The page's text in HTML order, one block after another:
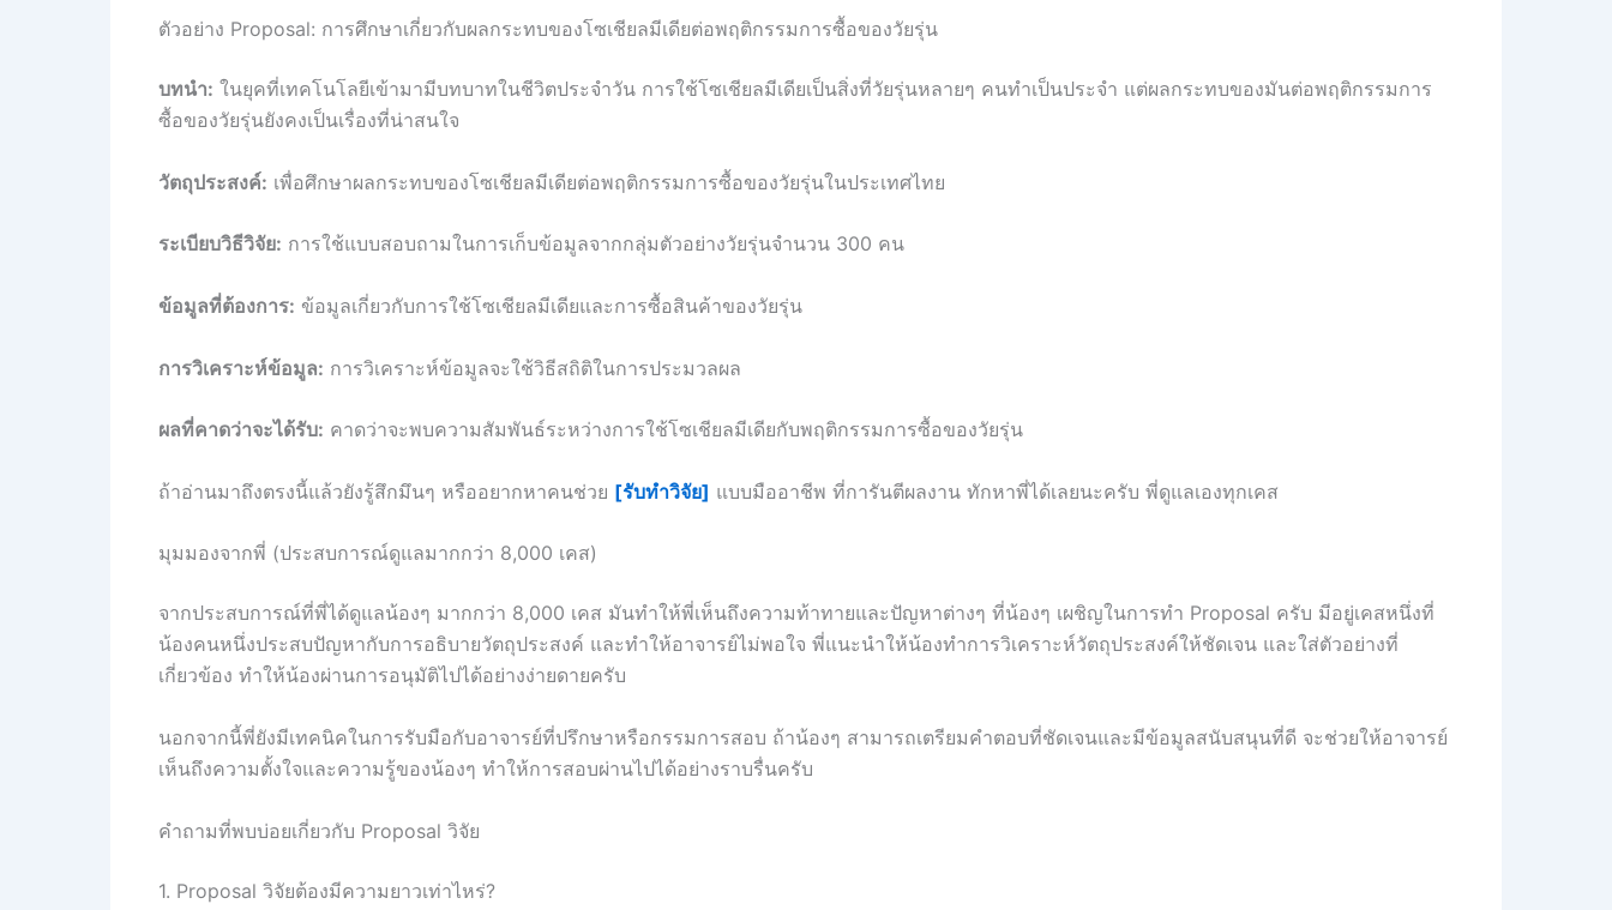
ตัวอย่าง Proposal: การศึกษาเกี่ยวกับผลกระทบของโซเชียลมีเดียต่อพฤติกรรมการซื้อของวัยรุ่น
บทนำ: ในยุคที่เทคโนโลยีเข้ามามีบทบาทในชีวิตประจำวัน การใช้โซเชียลมีเดียเป็นสิ่งที่วัยรุ่นหลายๆ คนทำเป็นประจำ แต่ผลกระทบของมันต่อพฤติกรรมการ
ซื้อของวัยรุ่นยังคงเป็นเรื่องที่น่าสนใจ
วัตถุประสงค์: เพื่อศึกษาผลกระทบของโซเชียลมีเดียต่อพฤติกรรมการซื้อของวัยรุ่นในประเทศไทย
ระเบียบวิธีวิจัย: การใช้แบบสอบถามในการเก็บข้อมูลจากกลุ่มตัวอย่างวัยรุ่นจำนวน 300 คน
ข้อมูลที่ต้องการ: ข้อมูลเกี่ยวกับการใช้โซเชียลมีเดียและการซื้อสินค้าของวัยรุ่น
การวิเคราะห์ข้อมูล: การวิเคราะห์ข้อมูลจะใช้วิธีสถิติในการประมวลผล
ผลที่คาดว่าจะได้รับ: คาดว่าจะพบความสัมพันธ์ระหว่างการใช้โซเชียลมีเดียกับพฤติกรรมการซื้อของวัยรุ่น
ถ้าอ่านมาถึงตรงนี้แล้วยังรู้สึกมึนๆ หรืออยากหาคนช่วย [รับทำวิจัย] แบบมืออาชีพ ที่การันตีผลงาน ทักหาพี่ได้เลยนะครับ พี่ดูแลเองทุกเคส
มุมมองจากพี่ (ประสบการณ์ดูแลมากกว่า 8,000 เคส)
จากประสบการณ์ที่พี่ได้ดูแลน้องๆ มากกว่า 8,000 เคส มันทำให้พี่เห็นถึงความท้าทายและปัญหาต่างๆ ที่น้องๆ เผชิญในการทำ Proposal ครับ มีอยู่เคสหนึ่งที่
น้องคนหนึ่งประสบปัญหากับการอธิบายวัตถุประสงค์ และทำให้อาจารย์ไม่พอใจ พี่แนะนำให้น้องทำการวิเคราะห์วัตถุประสงค์ให้ชัดเจน และใส่ตัวอย่างที่
เกี่ยวข้อง ทำให้น้องผ่านการอนุมัติไปได้อย่างง่ายดายครับ
นอกจากนี้พี่ยังมีเทคนิคในการรับมือกับอาจารย์ที่ปรึกษาหรือกรรมการสอบ ถ้าน้องๆ สามารถเตรียมคำตอบที่ชัดเจนและมีข้อมูลสนับสนุนที่ดี จะช่วยให้อาจารย์
เห็นถึงความตั้งใจและความรู้ของน้องๆ ทำให้การสอบผ่านไปได้อย่างราบรื่นครับ
คำถามที่พบบ่อยเกี่ยวกับ Proposal วิจัย
1. Proposal วิจัยต้องมีความยาวเท่าไหร่?